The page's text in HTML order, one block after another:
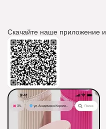
Скачайте наше приложение и